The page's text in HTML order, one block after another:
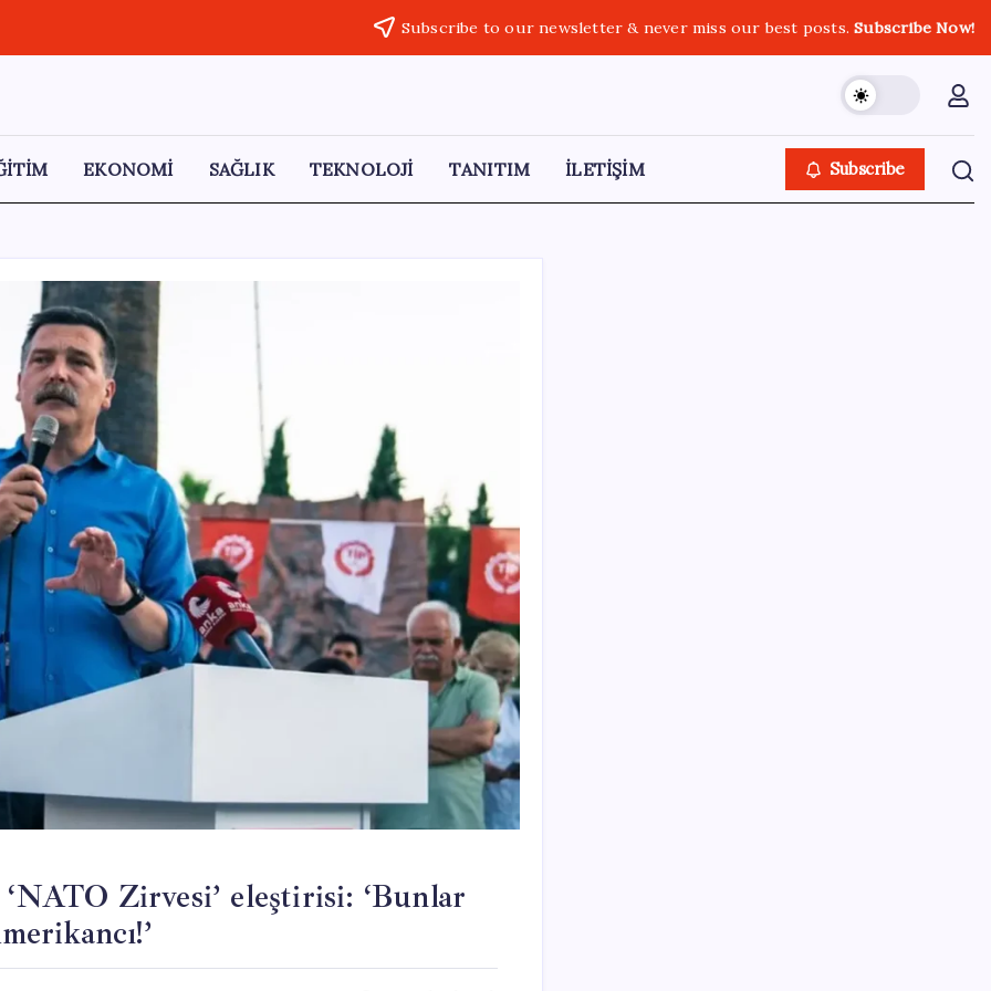
Subscribe to our newsletter & never miss our best posts.Subscribe Now!
EKONOMİ SAĞLIK TEKNOLOJİ TANITIM İLETİŞİM Subscribe
Zirvesi’ eleştirisi: ‘Bunlar